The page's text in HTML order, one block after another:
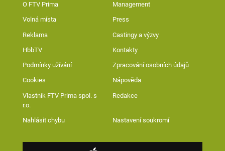
O FTV Prima Management
Volná místa Press
Reklama Castingy a výzvy
HbbTV Kontakty
Podmínky užívání Zpracování osobních údajů
Cookies Nápověda
Vlastník FTV Prima spol. s
r.o.
Redakce
Nahlásit chybu Nastavení soukromí